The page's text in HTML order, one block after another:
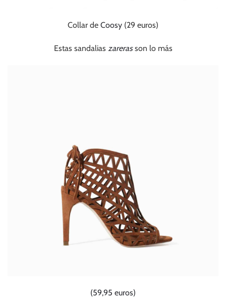
Collar de Coosy (29 euros)
Estas sandalias zarerasson lo más
(59,95 euros)